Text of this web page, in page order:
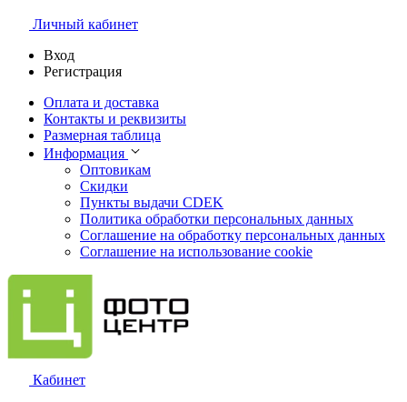
Личный кабинет
Вход
Регистрация
Оплата и доставка
Контакты и реквизиты
Размерная таблица
Информация
Оптовикам
Скидки
Пункты выдачи CDEK
Политика обработки персональных данных
Соглашение на обработку персональных данных
Соглашение на использование cookie
Кабинет